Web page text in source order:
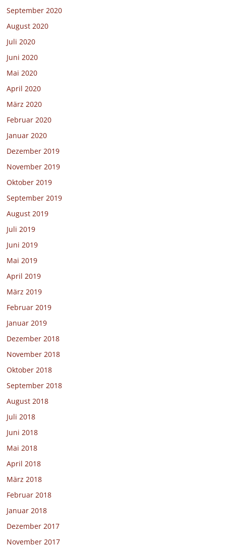
September 2020
August 2020
Juli 2020
Juni 2020
Mai 2020
April 2020
März 2020
Februar 2020
Januar 2020
Dezember 2019
November 2019
Oktober 2019
September 2019
August 2019
Juli 2019
Juni 2019
Mai 2019
April 2019
März 2019
Februar 2019
Januar 2019
Dezember 2018
November 2018
Oktober 2018
September 2018
August 2018
Juli 2018
Juni 2018
Mai 2018
April 2018
März 2018
Februar 2018
Januar 2018
Dezember 2017
November 2017